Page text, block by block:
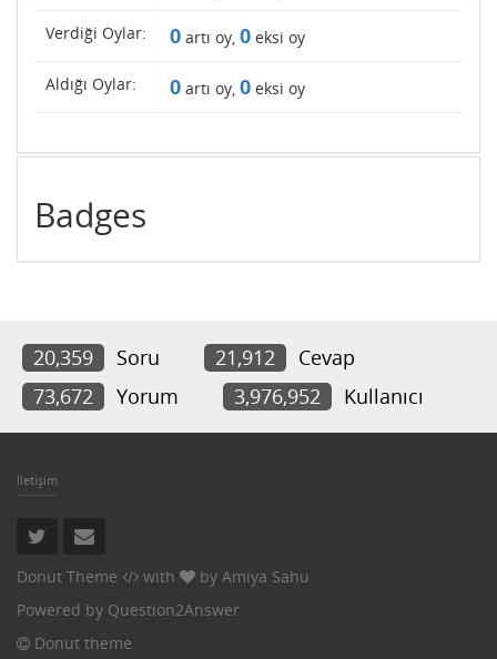
Verdiği Oylar: 0 artı oy, 0 eksi oy
Aldığı Oylar: 0 artı oy, 0 eksi oy
Badges
20,359 Soru 21,912
Cevap
73,672
Yorum 3,976,952 Kullanıcı
İletişim
Donut Theme with by Amiya Sahu
Powered by Question2Answer
Donut theme